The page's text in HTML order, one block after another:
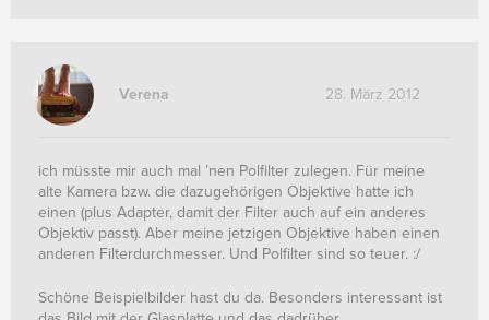
Verena 28. März 2012
ich müsste mir auch mal ’nen Polfilter zulegen. Für meine
alte Kamera bzw. die dazugehörigen Objektive hatte ich
einen (plus Adapter, damit der Filter auch auf ein anderes
Objektiv passt). Aber meine jetzigen Objektive haben einen
anderen Filterdurchmesser. Und Polfilter sind so teuer. :/
Schöne Beispielbilder hast du da. Besonders interessant ist